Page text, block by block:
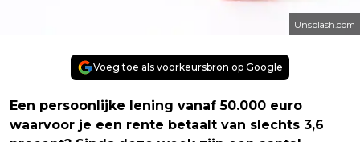
Unsplash.com
Voeg toe als voorkeursbron op Google
Een persoonlijke lening vanaf 50.000 euro
waarvoor je een rente betaalt van slechts 3,6